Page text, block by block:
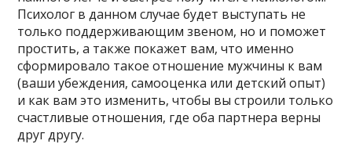
Психолог в данном случае будет выступать не
только поддерживающим звеном, но и поможет
простить, а также покажет вам, что именно
сформировало такое отношение мужчины к вам
(ваши убеждения, самооценка или детский опыт)
и как вам это изменить, чтобы вы строили только
счастливые отношения, где оба партнера верны
друг другу.